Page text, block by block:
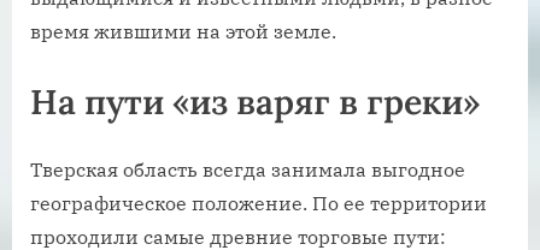
время жившими на этой земле.
На пути «из варяг в греки»
Тверская область всегда занимала выгодное
географическое положение. По ее территории
проходили самые древние торговые пути: